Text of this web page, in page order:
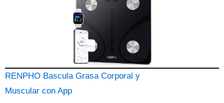
RENPHO Bascula Grasa Corporal y
Muscular con App